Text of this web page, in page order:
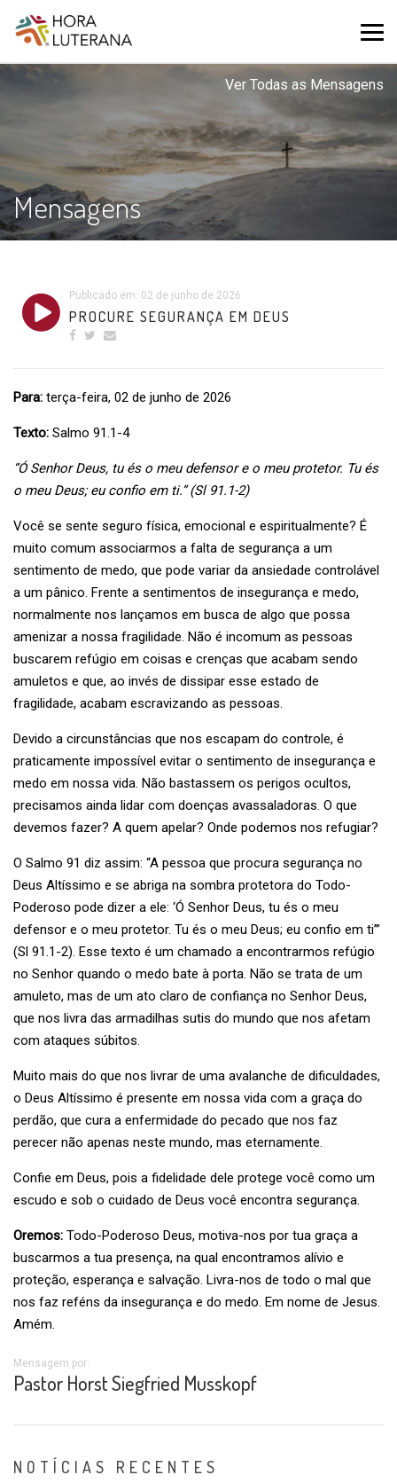
Mensagens
Ver Todas as Mensagens
Publicado em: 02 de junho de 2026
PROCURE SEGURANÇA EM DEUS
Para: terça-feira, 02 de junho de 2026
Texto: Salmo 91.1-4
“Ó Senhor Deus, tu és o meu defensor e o meu protetor. Tu és
o meu Deus; eu confio em ti.” (Sl 91.1-2)
Você se sente seguro física, emocional e espiritualmente? É
muito comum associarmos a falta de segurança a um
sentimento de medo, que pode variar da ansiedade controlável
a um pânico. Frente a sentimentos de insegurança e medo,
normalmente nos lançamos em busca de algo que possa
amenizar a nossa fragilidade. Não é incomum as pessoas
buscarem refúgio em coisas e crenças que acabam sendo
amuletos e que, ao invés de dissipar esse estado de
fragilidade, acabam escravizando as pessoas.
Devido a circunstâncias que nos escapam do controle, é
praticamente impossível evitar o sentimento de insegurança e
medo em nossa vida. Não bastassem os perigos ocultos,
precisamos ainda lidar com doenças avassaladoras. O que
devemos fazer? A quem apelar? Onde podemos nos refugiar?
O Salmo 91 diz assim: “A pessoa que procura segurança no
Deus Altíssimo e se abriga na sombra protetora do Todo-
Poderoso pode dizer a ele: ‘Ó Senhor Deus, tu és o meu
defensor e o meu protetor. Tu és o meu Deus; eu confio em ti’”
(Sl 91.1-2). Esse texto é um chamado a encontrarmos refúgio
no Senhor quando o medo bate à porta. Não se trata de um
amuleto, mas de um ato claro de confiança no Senhor Deus,
que nos livra das armadilhas sutis do mundo que nos afetam
com ataques súbitos.
Muito mais do que nos livrar de uma avalanche de dificuldades,
o Deus Altíssimo é presente em nossa vida com a graça do
perdão, que cura a enfermidade do pecado que nos faz
perecer não apenas neste mundo, mas eternamente.
Confie em Deus, pois a fidelidade dele protege você como um
escudo e sob o cuidado de Deus você encontra segurança.
Oremos: Todo-Poderoso Deus, motiva-nos por tua graça a
buscarmos a tua presença, na qual encontramos alívio e
proteção, esperança e salvação. Livra-nos de todo o mal que
nos faz reféns da insegurança e do medo. Em nome de Jesus.
Amém.
Mensagem por:
Pastor Horst Siegfried Musskopf
NOTÍCIAS RECENTES